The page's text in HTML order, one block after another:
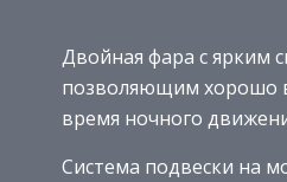
Двойная фара с ярким
позволяющим хорошо
время ночного
Система подвески на